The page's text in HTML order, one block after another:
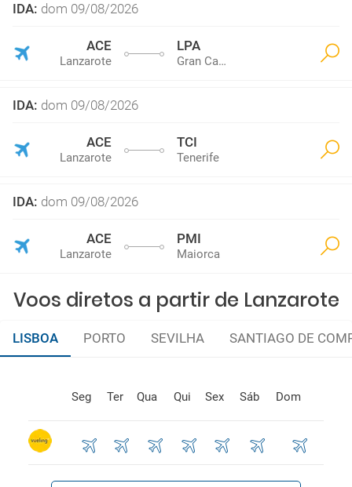
IDA: dom 09/08/2026
ACE
Lanzarote
LPA
Gran Canaria
IDA: dom 09/08/2026
ACE
Lanzarote
TCI
Tenerife
IDA: dom 09/08/2026
ACE
Lanzarote
PMI
Maiorca
Voos diretos a partir de Lanzarote
LISBOA PORTO SEVILHA SANTIAGO DE
Seg Ter Qua Qui Sex Sáb Dom